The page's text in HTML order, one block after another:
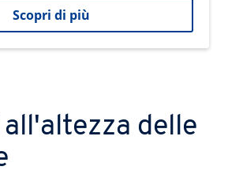
Scopri di più
delle